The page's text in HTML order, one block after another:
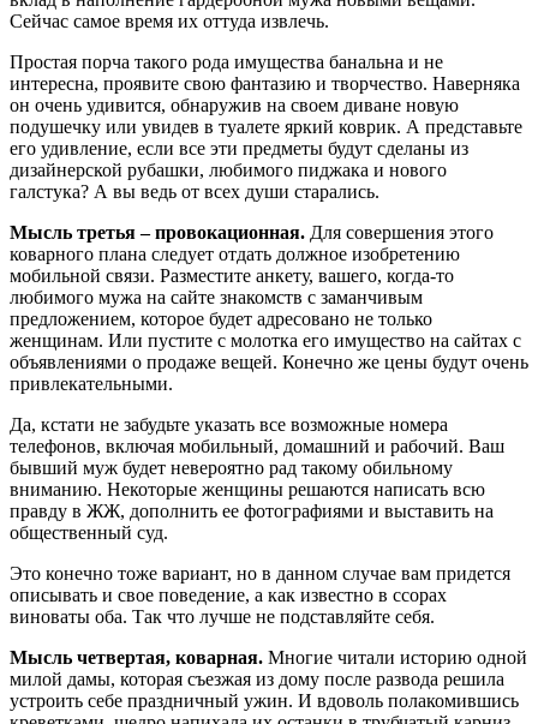
Сейчас самое время их оттуда извлечь.
Простая порча такого рода имущества банальна и не
интересна, проявите свою фантазию и творчество. Наверняка
он очень удивится, обнаружив на своем диване новую
подушечку или увидев в туалете яркий коврик. А представьте
его удивление, если все эти предметы будут сделаны из
дизайнерской рубашки, любимого пиджака и нового
галстука? А вы ведь от всех души старались.
Мысль третья – провокационная. Для совершения этого
коварного плана следует отдать должное изобретению
мобильной связи. Разместите анкету, вашего, когда-то
любимого мужа на сайте знакомств с заманчивым
предложением, которое будет адресовано не только
женщинам. Или пустите с молотка его имущество на сайтах с
объявлениями о продаже вещей. Конечно же цены будут очень
привлекательными.
Да, кстати не забудьте указать все возможные номера
телефонов, включая мобильный, домашний и рабочий. Ваш
бывший муж будет невероятно рад такому обильному
вниманию. Некоторые женщины решаются написать всю
правду в ЖЖ, дополнить ее фотографиями и выставить на
общественный суд.
Это конечно тоже вариант, но в данном случае вам придется
описывать и свое поведение, а как известно в ссорах
виноваты оба. Так что лучше не подставляйте себя.
Мысль четвертая, коварная. Многие читали историю одной
милой дамы, которая съезжая из дому после развода решила
устроить себе праздничный ужин. И вдоволь полакомившись